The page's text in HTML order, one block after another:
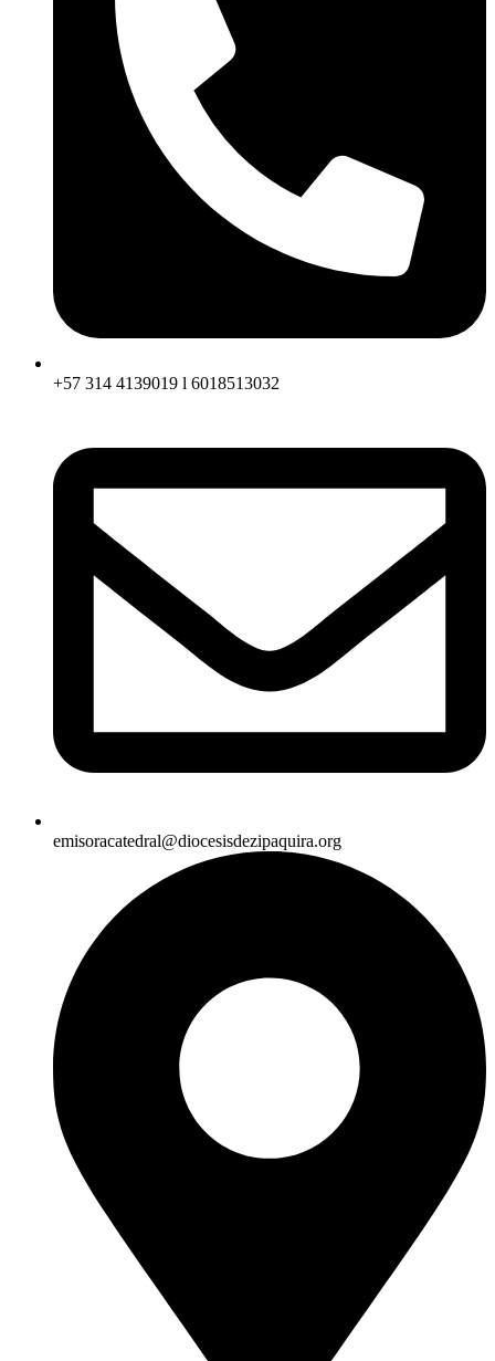
+57 314 4139019 l 6018513032
emisoracatedral@diocesisdezipaquira.org